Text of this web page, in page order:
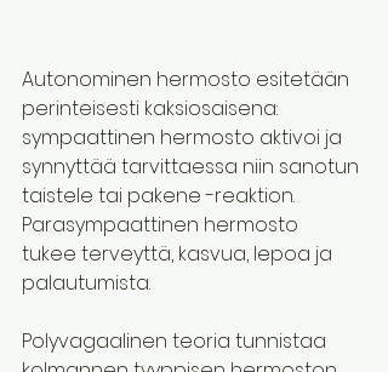
Autonominen hermosto esitetään
perinteisesti kaksiosaisena:
sympaattinen hermosto aktivoi ja
synnyttää tarvittaessa niin sanotun
taistele tai pakene -reaktion.
Parasympaattinen hermosto
tukee terveyttä, kasvua, lepoa ja
palautumista.
Polyvagaalinen teoria tunnistaa